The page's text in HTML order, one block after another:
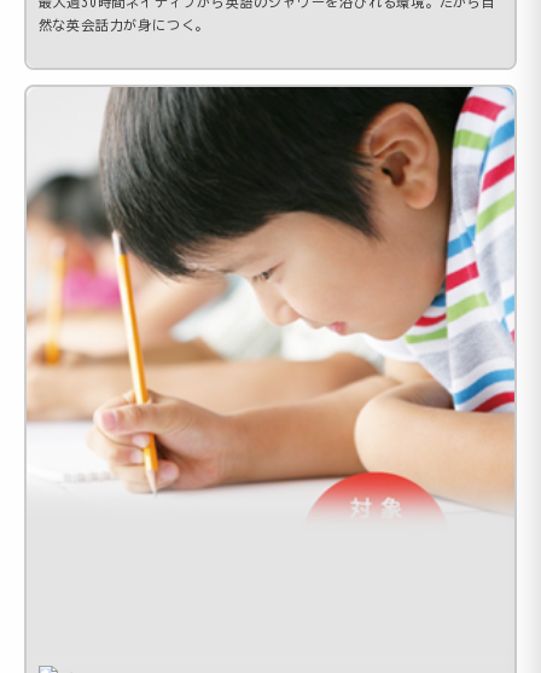
然な英会話力が身につく。